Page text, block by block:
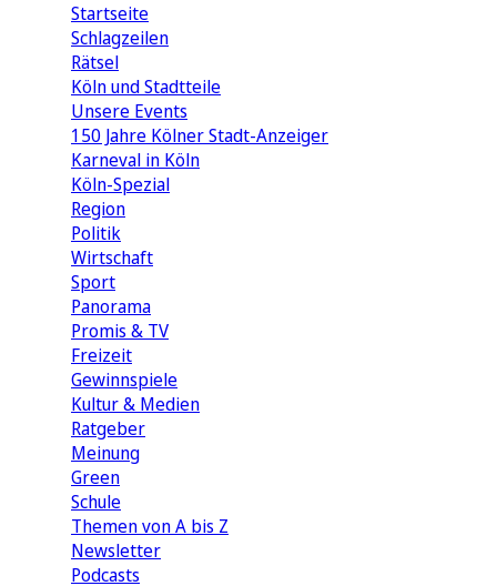
Startseite
Schlagzeilen
Rätsel
Köln und Stadtteile
Unsere Events
150 Jahre Kölner Stadt-Anzeiger
Karneval in Köln
Köln-Spezial
Region
Politik
Wirtschaft
Sport
Panorama
Promis & TV
Freizeit
Gewinnspiele
Kultur & Medien
Ratgeber
Meinung
Green
Schule
Themen von A bis Z
Newsletter
Podcasts